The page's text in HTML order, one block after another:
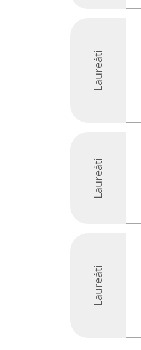
Laureáti
Laureáti
Laureáti